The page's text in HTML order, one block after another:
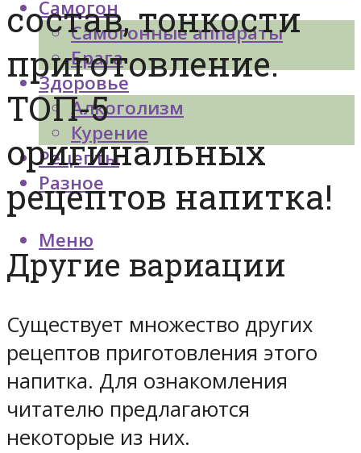
Самогон
Самогонные аппараты
Брага
Здоровье
Алкоголизм
Курение
Рецепты
Разное
Меню
состав, тонкости
приготовление.
ТОП-5
оригинальных
рецептов напитка!
Другие вариации
Существует множество других
рецептов приготовления этого
напитка. Для ознакомления
читателю предлагаются
некоторые из них.